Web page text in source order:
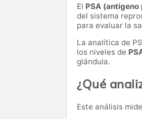
El PSA
del sistema
para evaluar la
La analítica de
los niveles de
glándula.
¿Qué
Este análisis